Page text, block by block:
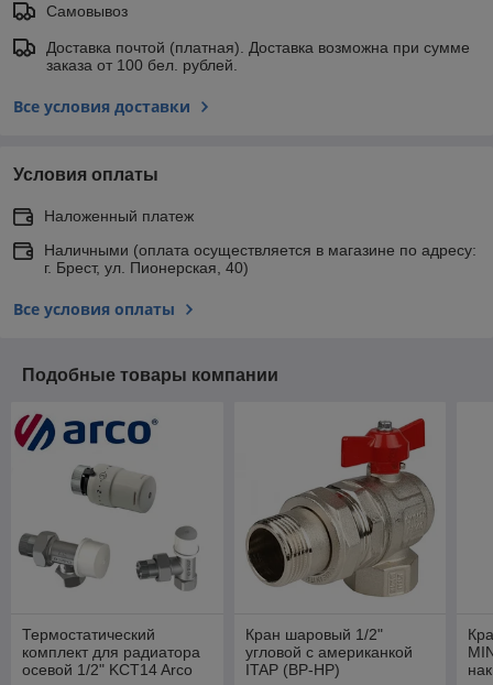
Самовывоз
Доставка почтой (платная). Доставка возможна при сумме
заказа от 100 бел. рублей.
Все условия доставки
Условия оплаты
Наложенный платеж
Наличными (оплата осуществляется в магазине по адресу:
г. Брест, ул. Пионерская, 40)
Все условия оплаты
Подобные товары компании
Термостатический
комплект для радиатора
осевой 1/2" KCT14 Arco
Кран шаровый 1/2"
угловой с американкой
ITAP (ВР-НР)